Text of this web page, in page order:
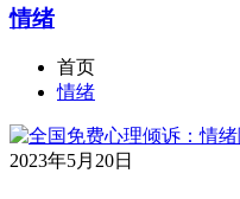
情绪
首页
情绪
2023年5月20日